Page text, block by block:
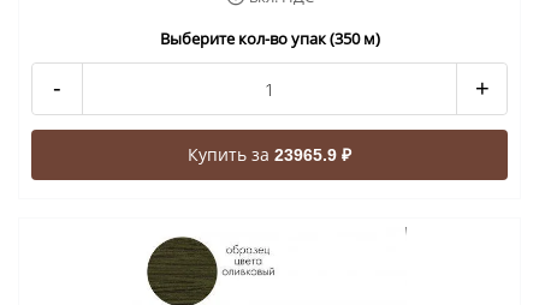
Выберите кол-во упак (350 м)
- +
Купить за 23965.9 ₽